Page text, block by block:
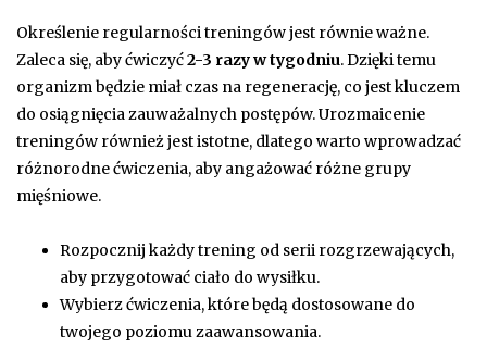
Określenie regularności treningów jest równie ważne.
Zaleca się, aby ćwiczyć2-3 razy w tygodniu. Dzięki temu
organizm będzie miał czas na regenerację, co jest kluczem
do osiągnięcia zauważalnych postępów. Urozmaicenie
treningów również jest istotne, dlatego warto wprowadzać
różnorodne ćwiczenia, aby angażować różne grupy
mięśniowe.
Rozpocznij każdy trening od serii rozgrzewających,
aby przygotować ciało do wysiłku.
Wybierz ćwiczenia, które będą dostosowane do
twojego poziomu zaawansowania.